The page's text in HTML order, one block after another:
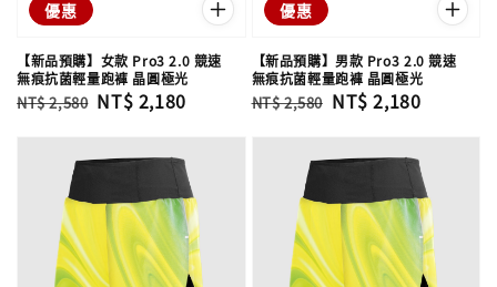
優惠
【新品預購】女款 Pro3 2.0 競速
無痕抗菌輕量跑褲 晶圓極光
Regular
NT$ 2,580 Sale
NT$ 2,180
優惠
【新品預購】男款 Pro3 2.0 競速
無痕抗菌輕量跑褲 晶圓極光
Regular
NT$ 2,580 Sale
NT$ 2,180